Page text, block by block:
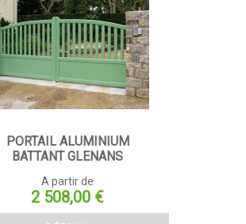
PORTAIL ALUMINIUM
BATTANT GLENANS
A partir de
Prix
2 508,00 €